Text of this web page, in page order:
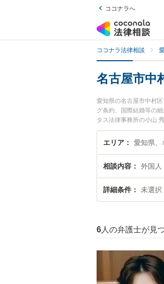
ココナラへ
ココナラ法律相談
名古屋市中
愛知県の名古屋市中村
グ条約、国際結婚等の
タス法律事務所の小山
に相談したい』『永住
お困りの相談者さんに
エリア 愛知県、
相談内容 外国人
詳細条件 未選択
6 人の弁護士が見